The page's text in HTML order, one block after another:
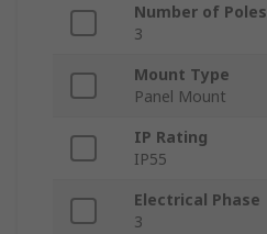
Number of Poles
3
Mount Type
Panel Mount
IP Rating
IP55
Electrical Phase
3